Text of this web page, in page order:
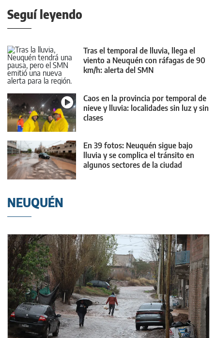
Seguí leyendo
Tras el temporal de lluvia, llega el
viento a Neuquén con ráfagas de 90
km/h: alerta del SMN
Caos en la provincia por temporal de
nieve y lluvia: localidades sin luz y sin
clases
En 39 fotos: Neuquén sigue bajo
lluvia y se complica el tránsito en
algunos sectores de la ciudad
NEUQUÉN